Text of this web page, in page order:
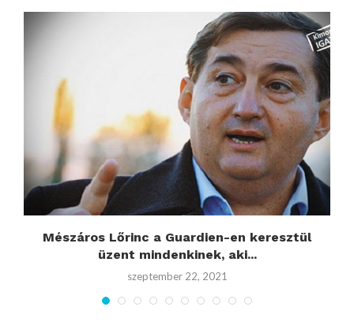
Mészáros Lőrinc a Guardien-en keresztül
üzent mindenkinek, aki...
szeptember 22, 2021